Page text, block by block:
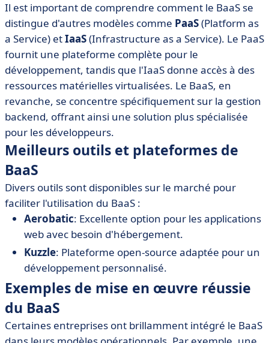
Il est important de comprendre comment le BaaS se
distingue d'autres modèles comme PaaS(Platform as
a Service) etIaaS(Infrastructure as a Service). Le PaaS
fournit une plateforme complète pour le
développement, tandis que l'IaaS donne accès à des
ressources matérielles virtualisées. Le BaaS, en
revanche, se concentre spécifiquement sur la gestion
backend, offrant ainsi une solution plus spécialisée
pour les développeurs.
Meilleurs outils et plateformes de
BaaS
Divers outils sont disponibles sur le marché pour
faciliter l'utilisation du BaaS :
Aerobatic: Excellente option pour les applications
web avec besoin d'hébergement.
Kuzzle: Plateforme open-source adaptée pour un
développement personnalisé.
Exemples de mise en œuvre réussie
du BaaS
Certaines entreprises ont brillamment intégré le BaaS